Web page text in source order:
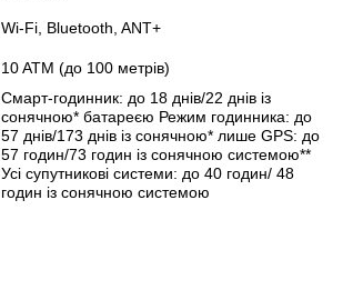
Wi-Fi, Bluetooth, ANT+
10 ATM (до 100 метрів)
Смарт-годинник: до 18 днів/22 днів із
сонячною* батареєю Режим годинника: до
57 днів/173 днів із сонячною* лише GPS: до
57 годин/73 годин із сонячною системою**
Усі супутникові системи: до 40 годин/ 48
годин із сонячною системою